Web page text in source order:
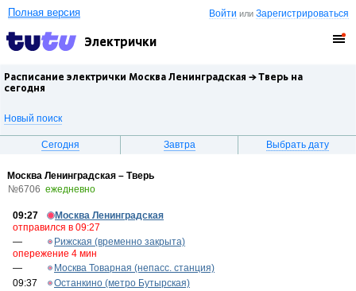
Войти илиЗарегистрироваться
Полная версия
Электрички
Расписание электрички Москва Ленинградская →Тверь на
сегодня
Новый поиск
Сегодня Завтра Выбрать дату
Москва Ленинградская – Тверь
№6706 ежедневно
09:27
Москва Ленинградская
отправился в 09:27
—
Рижская (временно закрыта)
опережение 4 мин
—
Москва Товарная (непасс. станция)
09:37
Останкино (метро Бутырская)